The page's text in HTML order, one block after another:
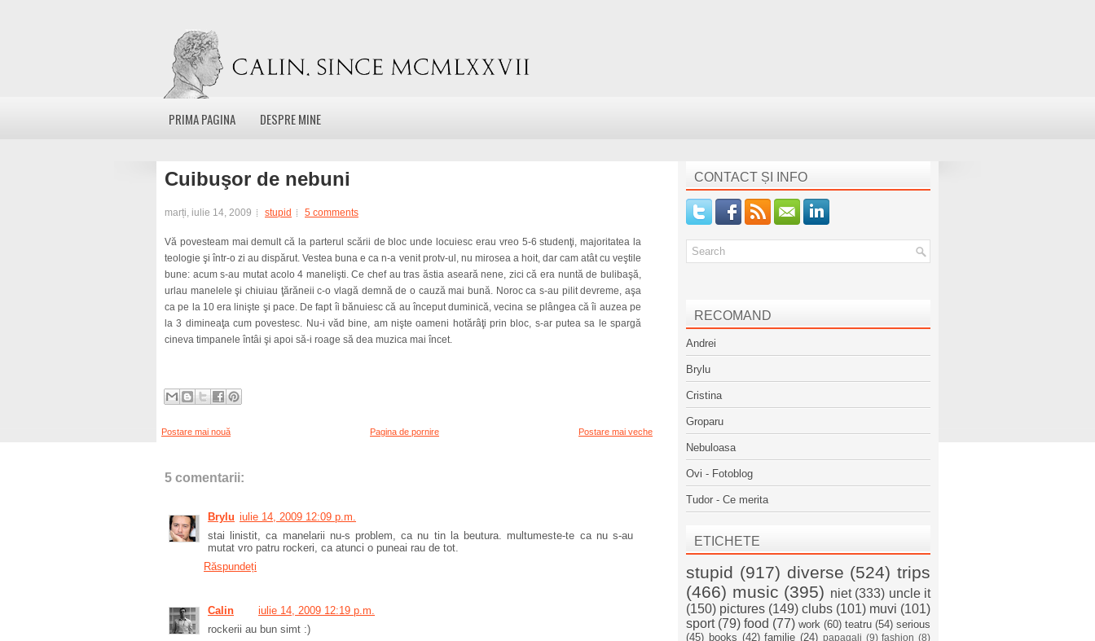
PRIMA PAGINA DESPRE MINE
Cuibuşor de nebuni
marți, iulie 14, 2009 stupid 5 comments
Vă povesteam mai demult că la parterul scării de bloc unde locuiesc erau vreo 5-6 studenţi, majoritatea la
teologie şi într-o zi au dispărut. Vestea buna e ca n-a venit protv-ul, nu mirosea a hoit, dar cam atât cu veştile
bune: acum s-au mutat acolo 4 manelişti. Ce chef au tras ăstia aseară nene, zici că era nuntă de bulibaşă,
urlau manelele şi chiuiau ţărăneii c-o vlagă demnă de o cauză mai bună. Noroc ca s-au pilit devreme, aşa
ca pe la 10 era linişte şi pace. De fapt îi bănuiesc că au început duminică, vecina se plângea că îi auzea pe
la 3 dimineaţa cum povestesc. Nu-i văd bine, am nişte oameni hotărâţi prin bloc, s-ar putea sa le spargă
cineva timpanele întâi şi apoi să-i roage să dea muzica mai încet.
Postare mai nouă Postare mai veche
Pagina de pornire
5 comentarii:
Brylu iulie 14, 2009 12:09 p.m.
stai linistit, ca manelarii nu-s problem, ca nu tin la beutura. multumeste-te ca nu s-au
mutat vro patru rockeri, ca atunci o puneai rau de tot.
Răspundeți
Calin
iulie 14, 2009 12:19 p.m.
rockerii au bun simt :)
CONTACT ȘI INFO
RECOMAND
Andrei
Brylu
Cristina
Groparu
Nebuloasa
Ovi - Fotoblog
Tudor - Ce merita
ETICHETE
stupid (917) diverse (524) trips
(466) music (395) niet (333) uncle it
(150) pictures (149) clubs (101) muvi (101)
sport (79) food (77) work (60) teatru (54) serious
(45) books (42) familie (24) papagali (9) fashion (8)